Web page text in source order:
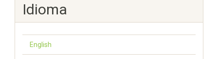
Idioma
English